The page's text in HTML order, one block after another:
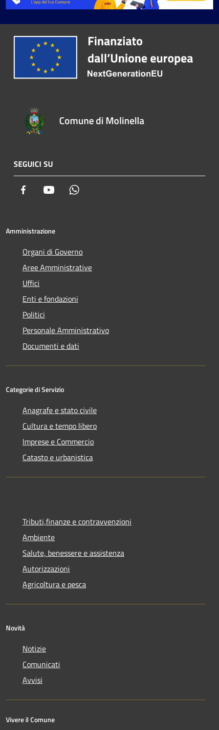
Comune di Molinella
SEGUICI SU
Facebook Youtube
Amministrazione
Organi di Governo
Aree Amministrative
Uffici
Enti e fondazioni
Politici
Personale Amministrativo
Documenti e dati
Categorie di Servizio
Anagrafe e stato civile
Cultura e tempo libero
Imprese e Commercio
Catasto e urbanistica
Tributi,finanze e contravvenzioni
Ambiente
Salute, benessere e assistenza
Autorizzazioni
Agricoltura e pesca
Novità
Notizie
Comunicati
Avvisi
Vivere il Comune